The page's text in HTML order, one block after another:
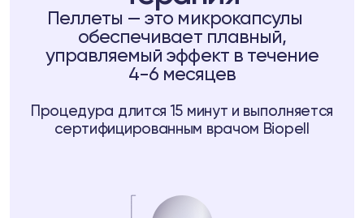
Пеллеты — это микрокапсулы
обеспечивает плавный,
управляемый эффект в течение
4-6 месяцев
Процедура длится 15 минут и выполняется
сертифицированным врачом Biopell